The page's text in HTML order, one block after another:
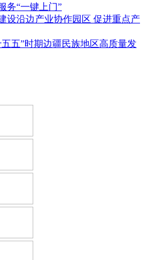
务“一键上门”
设沿边产业协作园区 促进重点产
五”时期边疆民族地区高质量发